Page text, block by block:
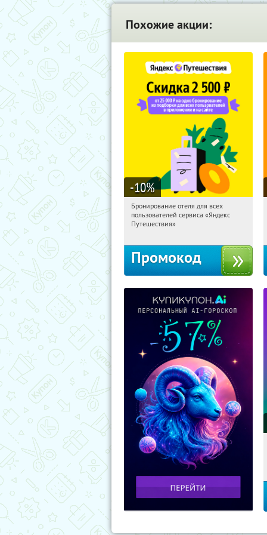
Похожие акции:
-10%
11:59:47
Получи первым!
Россия
Бронирование отеля для всех
пользователей сервиса «Яндекс
Путешествия»
Промокод